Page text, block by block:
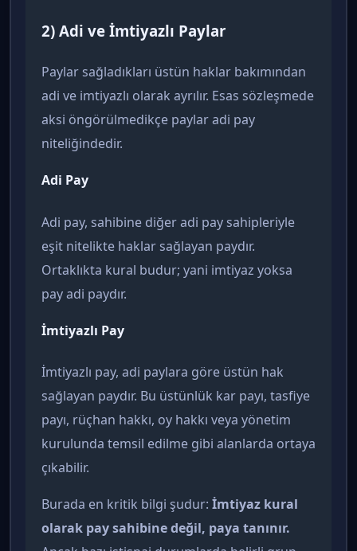
2) Adi ve İmtiyazlı Paylar
Paylar sağladıkları üstün haklar bakımından
adi ve imtiyazlı olarak ayrılır. Esas sözleşmede
aksi öngörülmedikçe paylar adi pay
niteliğindedir.
Adi Pay
Adi pay, sahibine diğer adi pay sahipleriyle
eşit nitelikte haklar sağlayan paydır.
Ortaklıkta kural budur; yani imtiyaz yoksa
pay adi paydır.
İmtiyazlı Pay
İmtiyazlı pay, adi paylara göre üstün hak
sağlayan paydır. Bu üstünlük kar payı, tasfiye
payı, rüçhan hakkı, oy hakkı veya yönetim
kurulunda temsil edilme gibi alanlarda ortaya
çıkabilir.
Burada en kritik bilgi şudur: İmtiyaz kural
olarak pay sahibine değil, paya tanınır.